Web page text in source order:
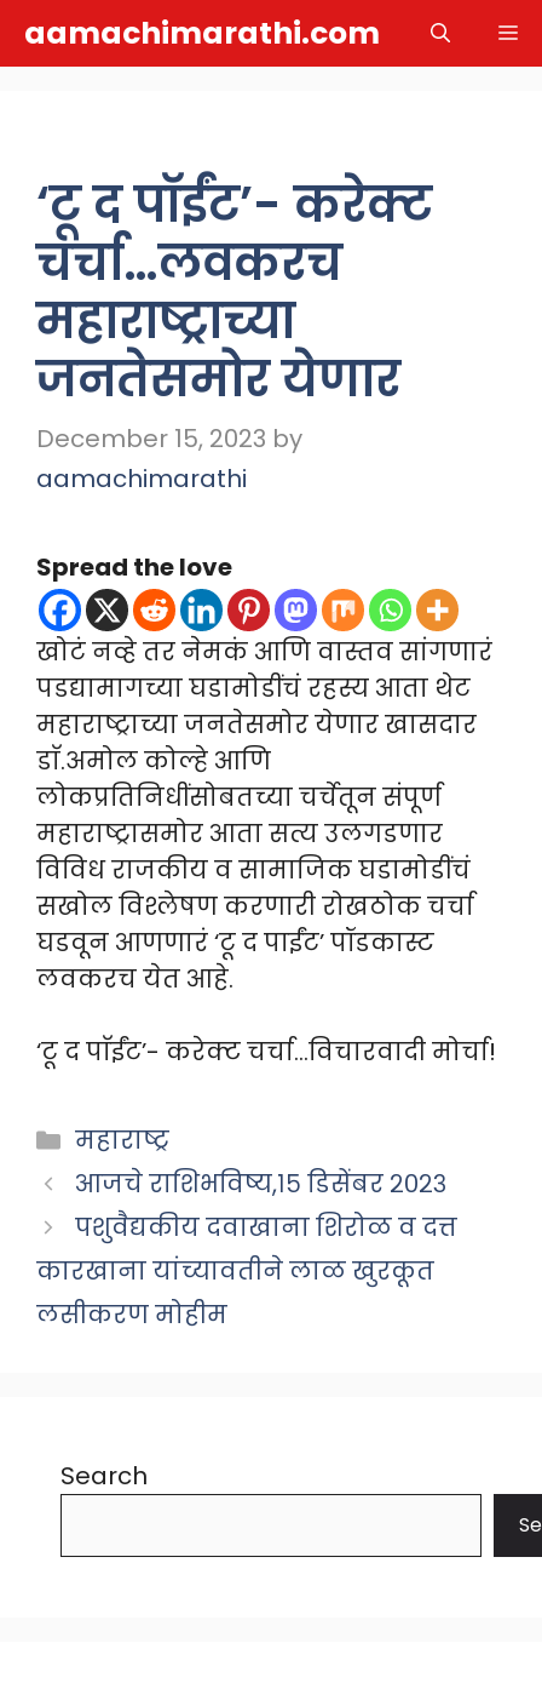
aamachimarathi.com
‘टू द पाॅईंट’- करेक्ट
चर्चा…लवकरच
महाराष्ट्राच्या
जनतेसमोर येणार
December 15, 2023 by
aamachimarathi
Spread the love
खोटं नव्हे तर नेमकं आणि वास्तव सांगणारं
पडद्यामागच्या घडामोडींचं रहस्य आता थेट
महाराष्ट्राच्या जनतेसमोर येणार खासदार
डाॅ.अमोल कोल्हे आणि
लोकप्रतिनिधींसोबतच्या चर्चेतून संपूर्ण
महाराष्ट्रासमोर आता सत्य उलगडणार
विविध राजकीय व सामाजिक घडामोडींचं
सखोल विश्लेषण करणारी रोखठोक चर्चा
घडवून आणणारं ‘टू द पाईंट’ पॉडकास्ट
लवकरच येत आहे.
‘टू द पाॅईंट’- करेक्ट चर्चा…विचारवादी मोर्चा!
Categories
महाराष्ट्र
आजचे राशिभविष्य,१५ डिसेंबर २०२३
पशुवैद्यकीय दवाखाना शिरोळ व दत्त
कारखाना यांच्यावतीने लाळ खुरकूत
लसीकरण मोहीम
Search